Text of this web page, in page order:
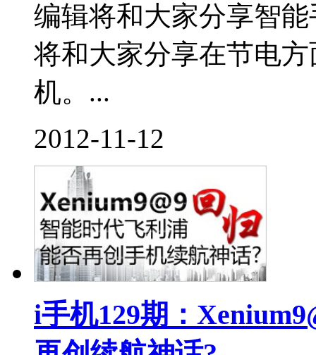
编辑将和大家分享智
将和大家分享在节电
机。...
2012-11-12
i手机129期：